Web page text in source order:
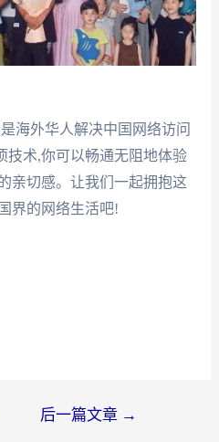
海外华人解决中国网络访问
技术,你可以畅通无阻地体验
亲切感。让我们一起拥抱这
界的网络生活吧!
后一篇文章 →